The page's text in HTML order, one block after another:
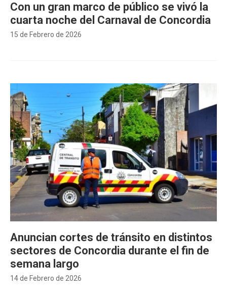
15 de Febrero de 2026
Con un gran marco de público se vivó la
cuarta noche del Carnaval de Concordia
14 de Febrero de 2026
Anuncian cortes de tránsito en distintos
sectores de Concordia durante el fin de
semana largo